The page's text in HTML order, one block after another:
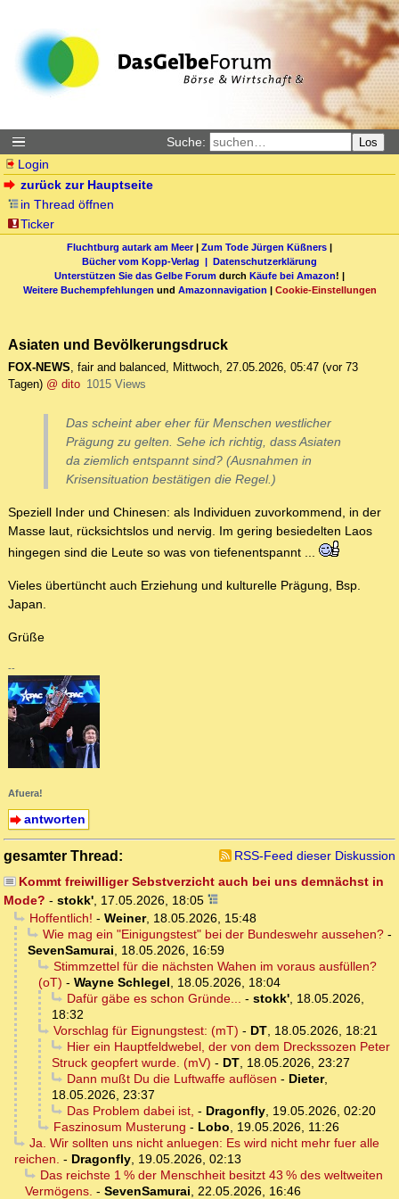
Suche: Los
Login
zurück zur Hauptseite
in Thread öffnen
Ticker
Fluchtburg autark am Meer| Zum Tode Jürgen Küßners |
Bücher vom Kopp-Verlag | Datenschutzerklärung
Unterstützen Sie das Gelbe Forum durch Käufe bei Amazon! |
Weitere Buchempfehlungen und Amazonnavigation | Cookie-Einstellungen
Asiaten und Bevölkerungsdruck
FOX-NEWS, fair and balanced, Mittwoch, 27.05.2026, 05:47 (vor 73
Tagen) @ dito 1015 Views
Das scheint aber eher für Menschen westlicher
Prägung zu gelten. Sehe ich richtig, dass Asiaten
da ziemlich entspannt sind? (Ausnahmen in
Krisensituation bestätigen die Regel.)
Speziell Inder und Chinesen: als Individuen zuvorkommend, in der
Masse laut, rücksichtslos und nervig. Im gering besiedelten Laos
hingegen sind die Leute so was von tiefenentspannt ...
Vieles übertüncht auch Erziehung und kulturelle Prägung, Bsp.
Japan.
Grüße
--
Afuera!
antworten
gesamter Thread:
RSS-Feed dieser Diskussion
Kommt freiwilliger Sebstverzicht auch bei uns demnächst in
Mode? - stokk' 17.05.2026, 18:05
Hoffentlich! - Weiner, 18.05.2026, 15:48
Wie mag ein "Einigungstest" bei der Bundeswehr aussehen?-
SevenSamurai
18.05.2026, 16:59
Stimmzettel für die nächsten Wahen im voraus ausfüllen?
(oT) - Wayne Schlegel
18.05.2026, 18:04
Dafür gäbe es schon Gründe...
- stokk', 18.05.2026,
18:32
Vorschlag für Eignungstest: (mT) - DT, 18.05.2026, 18:21
Hier ein Hauptfeldwebel, der von dem Dreckssozen Peter
Struck geopfert wurde. (mV) - DT 18.05.2026, 23:27
Dann mußt Du die Luftwaffe auflösen - Dieter,
18.05.2026, 23:37
Das Problem dabei ist, - Dragonfly, 19.05.2026, 02:20
Faszinosum Musterung - Lobo
19.05.2026, 11:26
Ja. Wir sollten uns nicht anluegen: Es wird nicht mehr fuer alle
reichen. - Dragonfly 19.05.2026, 02:13
Das reichste 1 % der Menschheit besitzt 43 % des weltweiten
Vermögens. - SevenSamurai 22.05.2026, 16:46